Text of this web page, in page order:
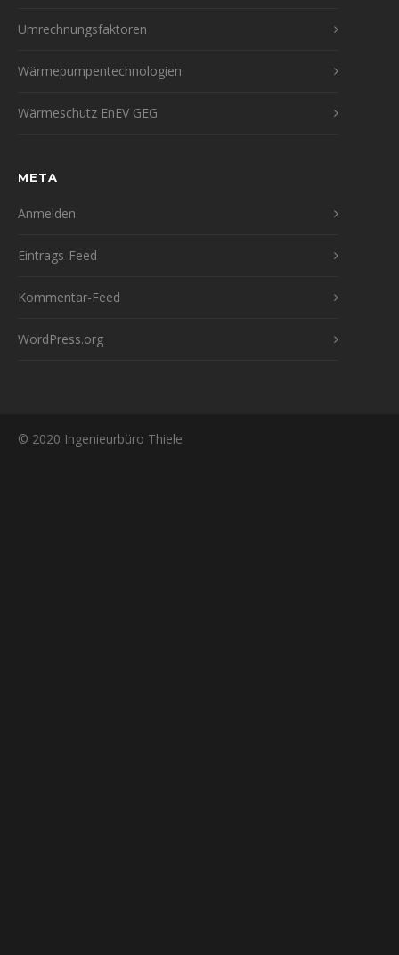
Umrechnungsfaktoren
Wärmepumpentechnologien
Wärmeschutz EnEV GEG
META
Anmelden
Eintrags-Feed
Kommentar-Feed
WordPress.org
© 2020 Ingenieurbüro Thiele